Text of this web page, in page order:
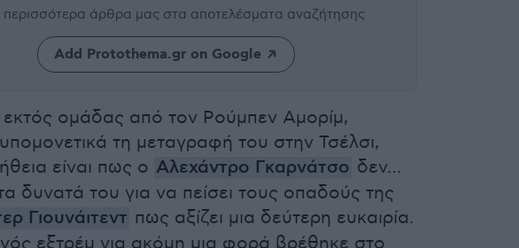
περισσότερα άρθρα μας στα αποτελέσματα αναζήτησης
Add Protothema.gr on Google
εκτός ομάδας από τον Ρούμπεν Αμορίμ,
υπομονετικά τη μεταγραφή του στην Τσέλσι,
είναι πως ο Αλεχάντρο Γκαρνάτσο δεν…
δυνατά του για να πείσει τους οπαδούς της
Γιουνάιτεντ πως αξίζει μια δεύτερη ευκαιρία.
εξτρέμ για ακόμη μια φορά βρέθηκε στο